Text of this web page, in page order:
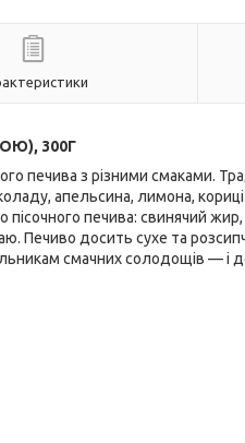
300Г
печива з різними смаками.
апельсина, лимона,
пісочного печива: свинячий
Печиво досить сухе та
смачних солодощів — і